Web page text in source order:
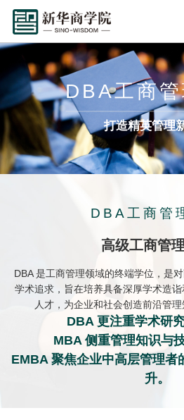
DBA工商管
打造精英管理
DBA工商管
高级工商管
DBA 是工商管理领域的终端学位，是
学术追求，旨在培养具备深厚学术造
人才，为企业和社会创造前沿管理
DBA 更注重学术研
MBA 侧重管理知识与
EMBA 聚焦企业中高层管理者
升。